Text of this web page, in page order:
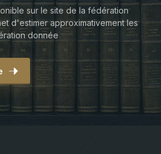
sur le site de la fédération
d'estimer approximativement les
donnée